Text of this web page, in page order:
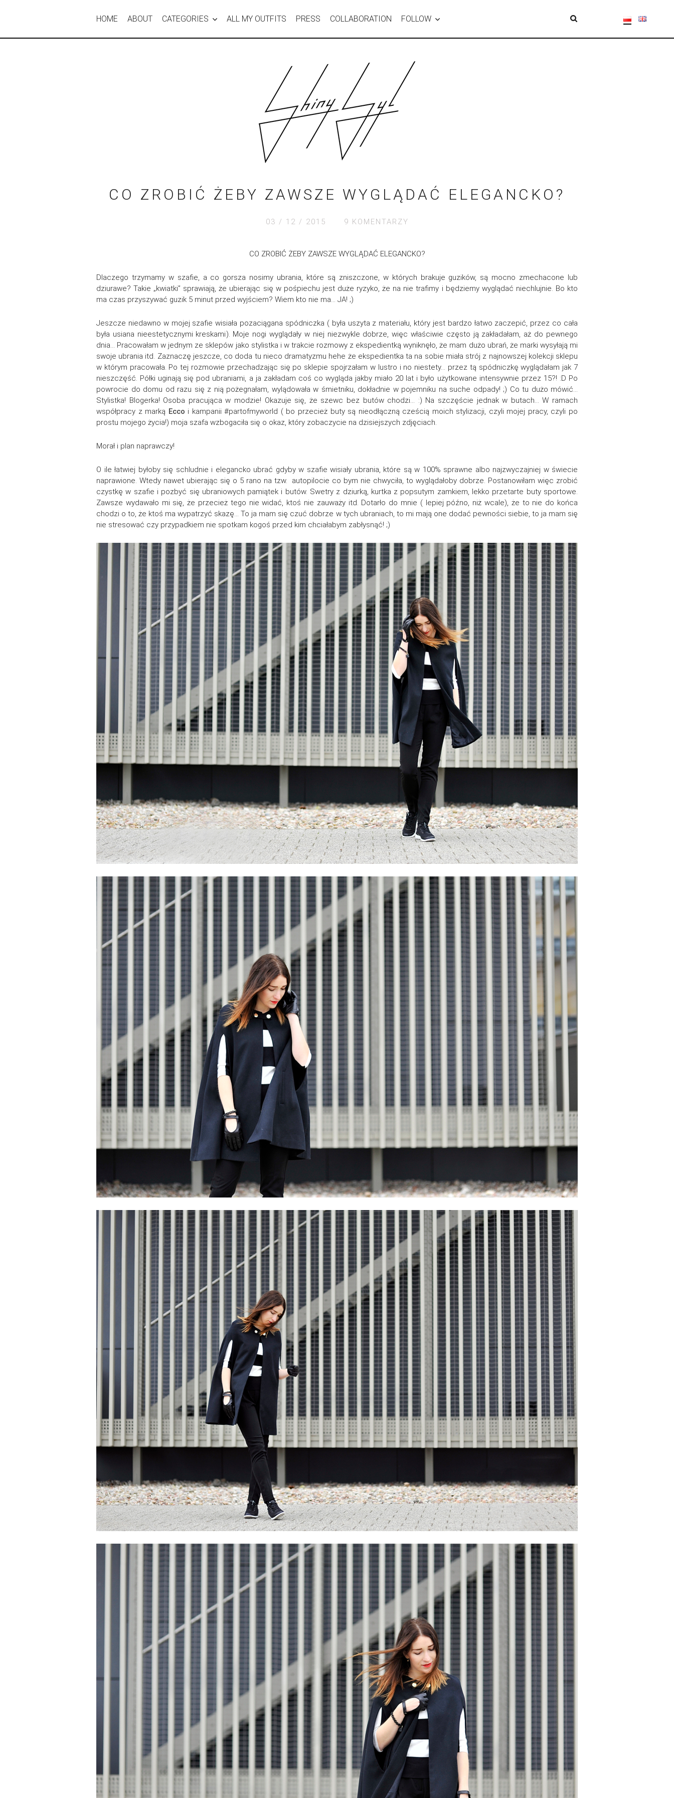
HOME ABOUT CATEGORIES ALL MY OUTFITS PRESS COLLABORATION FOLLOW
CO ZROBIĆ ŻEBY ZAWSZE WYGLĄDAĆ ELEGANCKO?
03 / 12 / 2015 9 KOMENTARZY
CO ZROBIĆ ŻEBY ZAWSZE WYGLĄDAĆ ELEGANCKO?
Dlaczego trzymamy w szafie, a co gorsza nosimy ubrania, które są zniszczone, w których brakuje guzików, są mocno zmechacone lub
dziurawe? Takie „kwiatki” sprawiają, że ubierając się w pośpiechu jest duże ryzyko, że na nie trafimy i będziemy wyglądać niechlujnie. Bo kto
ma czas przyszywać guzik 5 minut przed wyjściem? Wiem kto nie ma… JA! ;)
Jeszcze niedawno w mojej szafie wisiała pozaciągana spódniczka ( była uszyta z materiału, który jest bardzo łatwo zaczepić, przez co cała
była usiana nieestetycznymi kreskami). Moje nogi wyglądały w niej niezwykle dobrze, więc właściwie często ją zakładałam, aż do pewnego
dnia… Pracowałam w jednym ze sklepów jako stylistka i w trakcie rozmowy z ekspedientką wyniknęło, że mam dużo ubrań, że marki wysyłają mi
swoje ubrania itd. Zaznaczę jeszcze, co doda tu nieco dramatyzmu hehe że ekspedientka ta na sobie miała strój z najnowszej kolekcji sklepu
w którym pracowała. Po tej rozmowie przechadzając się po sklepie spojrzałam w lustro i no niestety… przez tą spódniczkę wyglądałam jak 7
nieszczęść. Półki uginają się pod ubraniami, a ja zakładam coś co wygląda jakby miało 20 lat i było użytkowane intensywnie przez 15?! :D Po
powrocie do domu od razu się z nią pożegnałam, wylądowała w śmietniku, dokładnie w pojemniku na suche odpady! ;) Co tu dużo mówić…
Stylistka! Blogerka! Osoba pracująca w modzie! Okazuje się, że szewc bez butów chodzi… :) Na szczęście jednak w butach… W ramach
współpracy z marką Ecco i kampanii #partofmyworld ( bo przecież buty są nieodłączną cześcią moich stylizacji, czyli mojej pracy, czyli po
prostu mojego życia!) moja szafa wzbogaciła się o okaz, który zobaczycie na dzisiejszych zdjęciach.
Morał i plan naprawczy!
O ile łatwiej byłoby się schludnie i elegancko ubrać gdyby w szafie wisiały ubrania, które są w 100% sprawne albo najzwyczajniej w świecie
naprawione. Wtedy nawet ubierając się o 5 rano na tzw. autopilocie co bym nie chwyciła, to wyglądałoby dobrze. Postanowiłam więc zrobić
czystkę w szafie i pozbyć się ubraniowych pamiątek i butów. Swetry z dziurką, kurtka z popsutym zamkiem, lekko przetarte buty sportowe.
Zawsze wydawało mi się, że przecież tego nie widać, ktoś nie zauważy itd. Dotarło do mnie ( lepiej późno, niż wcale), że to nie do końca
chodzi o to, że ktoś ma wypatrzyć skazę… To ja mam się czuć dobrze w tych ubraniach, to mi mają one dodać pewności siebie, to ja mam się
nie stresować czy przypadkiem nie spotkam kogoś przed kim chciałabym zabłysnąć! ;)